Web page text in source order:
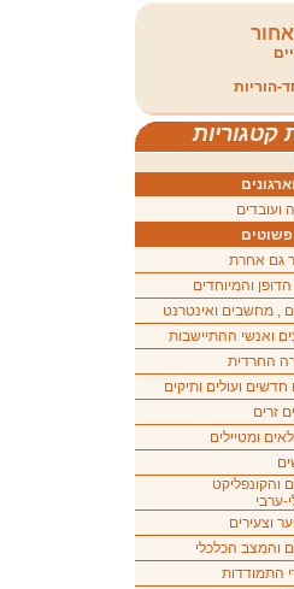
הוריות
קטגוריות
ועובדים
גם אחרת
הדופן והמיוחדים
, מחשבים ואינטרנט
ואנשי ההתיישבות
החרדית
חדשים ועולים ותיקים
זרים
ומטיילים
והקונפליקט
ערבי
וצעירים
והמצב הכלכלי
התמודדות